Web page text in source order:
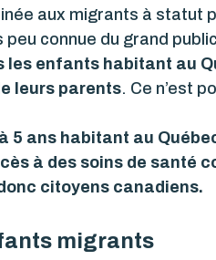
aux migrants à statut
connue du grand
les enfants habitant au
leurs parents. Ce n’est
5 ans habitant au
à des soins de santé
citoyens canadiens.
migrants